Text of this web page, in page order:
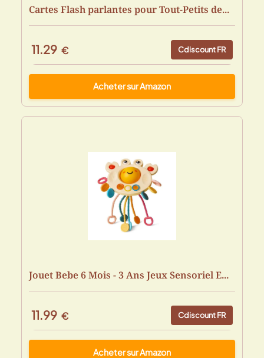
Cartes Flash parlantes pour Tout-Petits de...
11.29 € Cdiscount FR
Acheter sur Amazon
Jouet Bebe 6 Mois - 3 Ans Jeux Sensoriel E...
11.99 € Cdiscount FR
Acheter sur Amazon